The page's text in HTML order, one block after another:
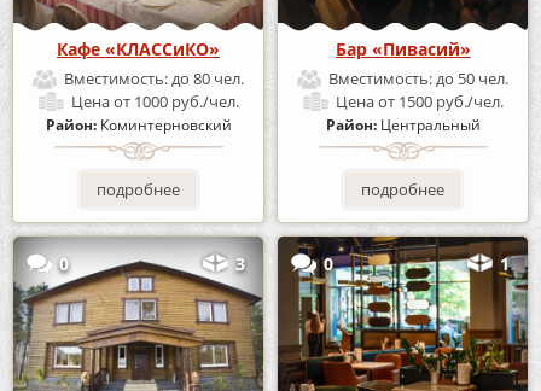
Кафе «КЛАССиКО»
Вместимость:до 80 чел.
Ценаот 1000 руб./чел.
Район: Коминтерновский
подробнее
Бар «Пивасий»
Вместимость:до 50 чел.
Ценаот 1500 руб./чел.
Район: Центральный
подробнее
0 3 0 1